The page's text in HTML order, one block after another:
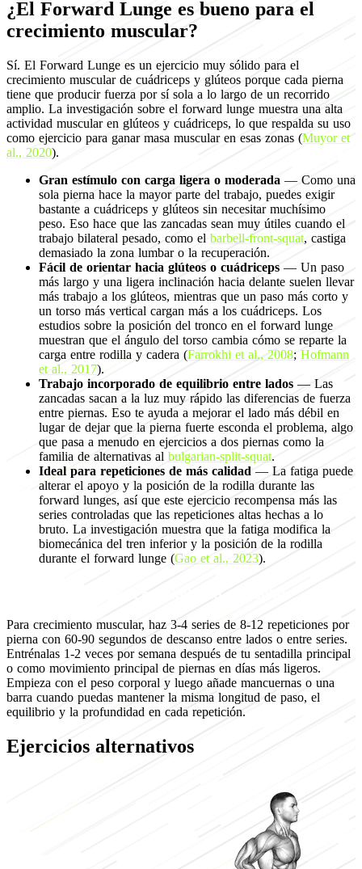
¿El Forward Lunge es bueno para el
crecimiento muscular?
Sí. El Forward Lunge es un ejercicio muy sólido para el
crecimiento muscular de cuádriceps y glúteos porque cada pierna
tiene que producir fuerza por sí sola a lo largo de un recorrido
amplio. La investigación sobre el forward lunge muestra una alta
actividad muscular en glúteos y cuádriceps, lo que respalda su uso
como ejercicio para ganar masa muscular en esas zonas (Muyor et
al., 2020).
Gran estímulo con carga ligera o moderada — Como una
sola pierna hace la mayor parte del trabajo, puedes exigir
bastante a cuádriceps y glúteos sin necesitar muchísimo
peso. Eso hace que las zancadas sean muy útiles cuando el
trabajo bilateral pesado, como el barbell-front-squat, castiga
demasiado la zona lumbar o la recuperación.
Fácil de orientar hacia glúteos o cuádriceps — Un paso
más largo y una ligera inclinación hacia delante suelen llevar
más trabajo a los glúteos, mientras que un paso más corto y
un torso más vertical cargan más a los cuádriceps. Los
estudios sobre la posición del tronco en el forward lunge
muestran que el ángulo del torso cambia cómo se reparte la
carga entre rodilla y cadera (Farrokhi et al., 2008; Hofmann
et al., 2017).
Trabajo incorporado de equilibrio entre lados — Las
zancadas sacan a la luz muy rápido las diferencias de fuerza
entre piernas. Eso te ayuda a mejorar el lado más débil en
lugar de dejar que la pierna fuerte esconda el problema, algo
que pasa a menudo en ejercicios a dos piernas como la
familia de alternativas al bulgarian-split-squat.
Ideal para repeticiones de más calidad — La fatiga puede
alterar el apoyo y la posición de la rodilla durante las
forward lunges, así que este ejercicio recompensa más las
series controladas que las repeticiones altas hechas a lo
bruto. La investigación muestra que la fatiga modifica la
biomecánica del tren inferior y la posición de la rodilla
durante el forward lunge (Gao et al., 2023).
Para crecimiento muscular, haz 3-4 series de 8-12 repeticiones por
pierna con 60-90 segundos de descanso entre lados o entre series.
Entrénalas 1-2 veces por semana después de tu sentadilla principal
o como movimiento principal de piernas en días más ligeros.
Empieza con el peso corporal y luego añade mancuernas o una
barra cuando puedas mantener la misma longitud de paso, el
equilibrio y la profundidad en cada repetición.
Ejercicios alternativos